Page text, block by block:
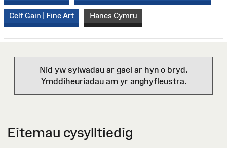
Celf Gain | Fine Art Hanes Cymru
Nid yw sylwadau ar gael ar hyn o bryd.
Ymddiheuriadau am yr anghyfleustra.
Eitemau cysylltiedig